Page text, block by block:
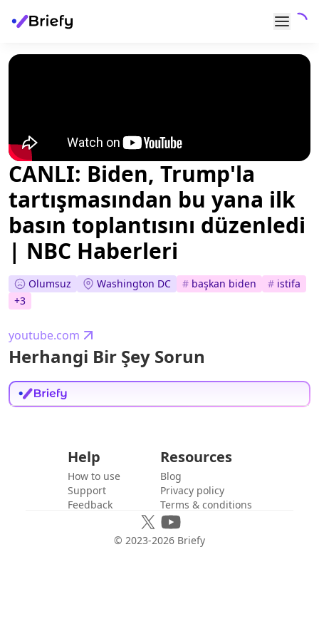
CANLI: Biden, Trump'la
tartışmasından bu yana ilk
basın toplantısını düzenledi
| NBC Haberleri
Olumsuz Washington DC # başkan biden # istifa
+3
youtube.com
Herhangi Bir Şey Sorun
Help
How to use
Support
Feedback
Resources
Blog
Privacy policy
Terms & conditions
© 2023-2026 Briefy